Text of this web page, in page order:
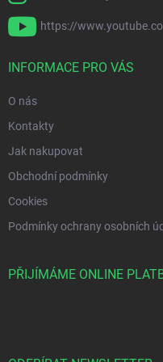
https://
INFORMACE PRO VÁS
O nás
Kontakty
Jak nakupovat
Obchodní podmínky
Cookies
Podmínky ochrany osobních
PŘIJÍMÁME ONLINE